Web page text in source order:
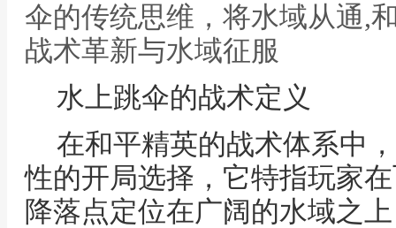
伞的传统思维，将水域从通,
战术革新与水域征服
水上跳伞的战术定义
在和平精英的战术体系中
性的开局选择，它特指玩家
降落点定位在广阔的水域之